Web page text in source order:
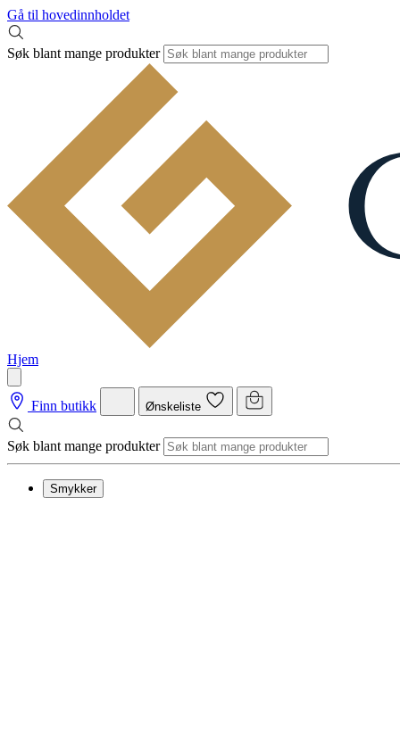
Gå til hovedinnholdet
Søk blant mange produkter
Hjem
Finn butikk Ønskeliste
Søk blant mange produkter
Smykker